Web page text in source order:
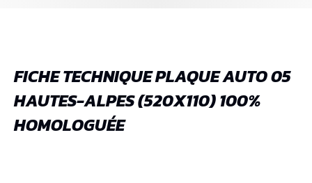
FICHE TECHNIQUE PLAQUE AUTO 05
HAUTES-ALPES (520X110) 100%
HOMOLOGUÉE